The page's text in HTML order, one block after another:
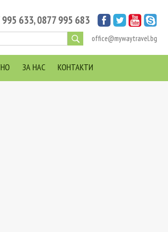
633,0877 995 683
office@mywaytravel.bg
ЗА НАС КОНТАКТИ